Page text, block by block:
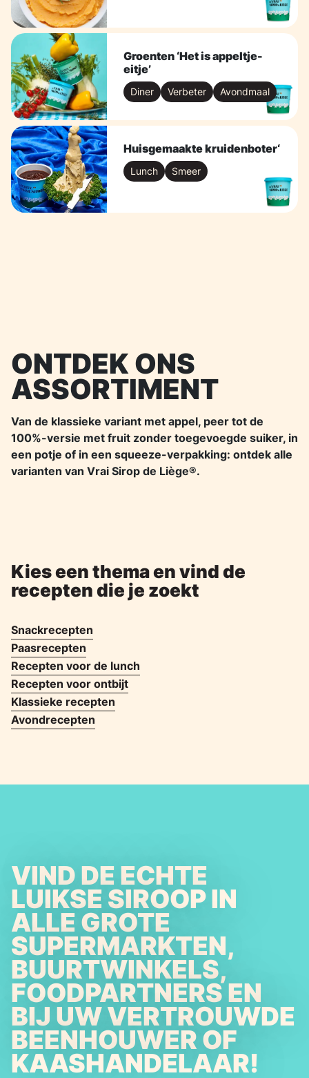
Groenten ‘Het is appeltje-
eitje’
Diner Verbeter Avondmaal
Huisgemaakte kruidenboter‘
Lunch Smeer
ONTDEK ONS
ASSORTIMENT
Van de klassieke variant met appel, peer tot de
100%-versie met fruit zonder toegevoegde suiker, in
een potje of in een squeeze-verpakking: ontdek alle
varianten van Vrai Sirop de Liège®.
Kies een thema en vind de
recepten die je zoekt
Snackrecepten
Paasrecepten
Recepten voor de lunch
Recepten voor ontbijt
Klassieke recepten
Avondrecepten
VIND DE ECHTE
LUIKSE SIROOP IN
ALLE GROTE
SUPERMARKTEN,
BUURTWINKELS,
FOODPARTNERS EN
BIJ UW VERTROUWDE
BEENHOUWER OF